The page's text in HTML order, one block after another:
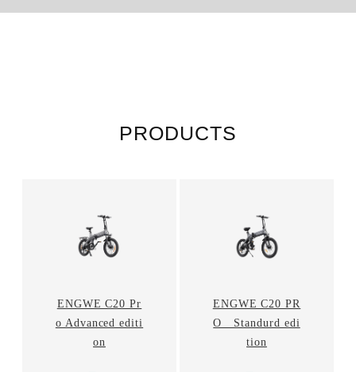
支払い回数２→３～24回のご希望の回数
を選択
確認ボタンを押して決済完了！
PRODUCTS
ENGWE C20 Pr
o Advanced editi
on
ENGWE C20 PR
O Standurd edi
tion